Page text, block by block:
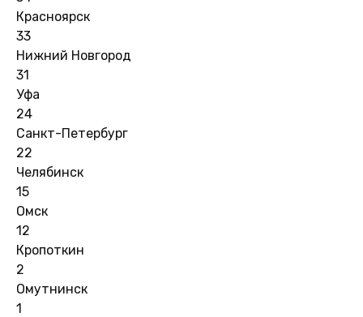
Красноярск
33
Нижний Новгород
31
Уфа
24
Санкт-Петербург
22
Челябинск
15
Омск
12
Кропоткин
2
Омутнинск
1